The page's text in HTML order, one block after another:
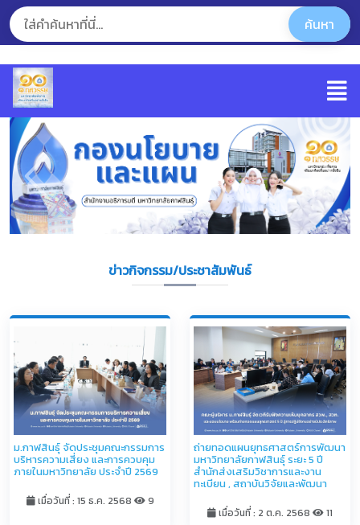
ข่าวกิจกรรม/ประชาสัมพันธ์
ม.กาฬสินธุ์ จัดประชุมคณะกรรมการ
บริหารความเสี่ยง และการควบคุม
ภายในมหาวิทยาลัย ประจำปี 2569
เมื่อวันที่ : 15 ธ.ค. 2568 9
ถ่ายทอดแผนยุทธศาสตร์การพัฒนา
มหาวิทยาลัยกาฬสินธุ์ ระยะ 5 ปี
สำนักส่งเสริมวิชาการและงาน
ทะเบียน , สถาบันวิจัยและพัฒนา
เมื่อวันที่ : 2 ต.ค. 2568 11